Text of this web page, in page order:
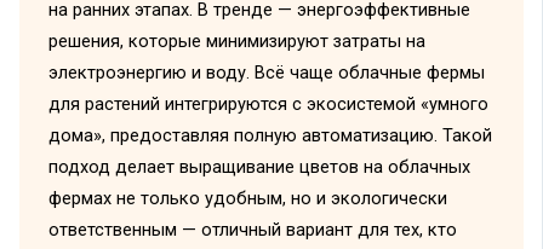
на ранних этапах. В тренде — энергоэффективные
решения, которые минимизируют затраты на
электроэнергию и воду. Всё чаще облачные фермы
для растений интегрируются с экосистемой «умного
дома», предоставляя полную автоматизацию. Такой
подход делает выращивание цветов на облачных
фермах не только удобным, но и экологически
ответственным — отличный вариант для тех, кто